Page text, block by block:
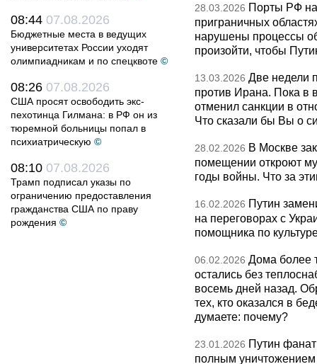
08:44 07.08.2026
Бюджетные места в ведущих
университетах России уходят
олимпиадникам и по спецквоте ©
08:26 07.08.2026
США просят освободить экс-
пехотинца Гилмана: в РФ он из
тюремной больницы попал в
психиатрическую ©
08:10 07.08.2026
Трамп подписал указы по
ограничению предоставления
гражданства США по праву
рождения ©
28.03.2026 Порты РФ
приграничных
нарушены процессы
произойти, чтобы
13.03.2026 Две недели
против Ирана. Пока в
отменил санкции в
Что сказали бы Вы о
28.02.2026 В Москве
помещении откроют
годы войны. Что за
16.02.2026 Путин
на переговорах с
помощника по
06.02.2026 Дома более
остались без
восемь дней назад.
тех, кто оказался в
думаете: почему?
23.01.2026 Путин
полным уничтожением